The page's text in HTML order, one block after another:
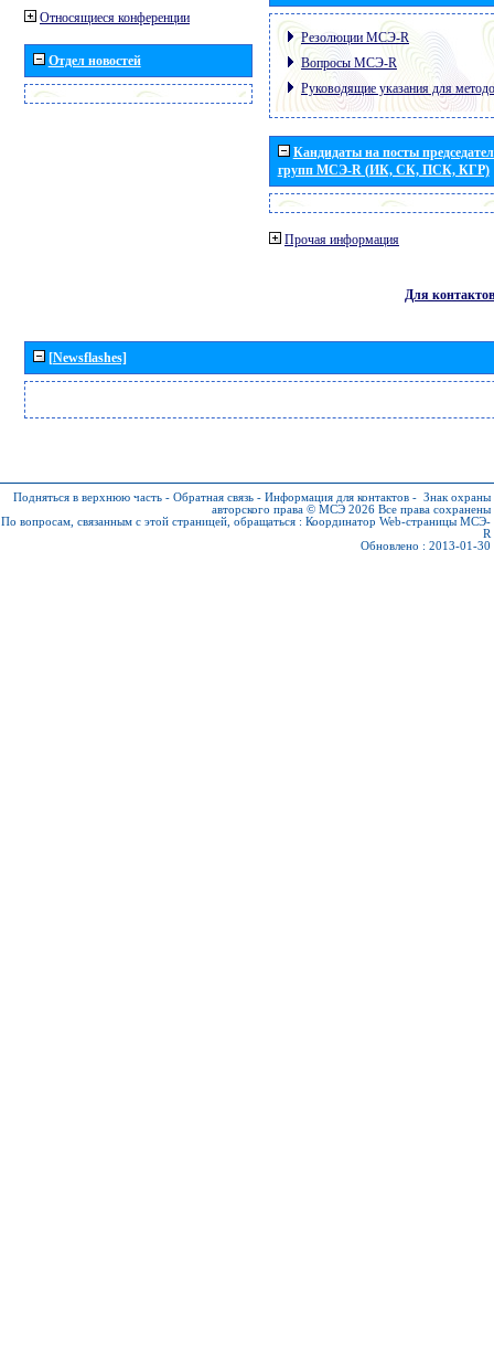
Относящиеся конференции
Отдел новостей
Резолюции МСЭ-R
Вопросы МСЭ-R
Руководящие указания для
Кандидаты на посты
групп МСЭ-R (ИК, СК, ПСК, КГР)
Прочая информация
Для контактов
[Newsflashes]
Подняться в верхнюю часть - Обратная связь - Информация для контактов - Знак охраны
авторского права © МСЭ 2026 Все права сохранены
По вопросам, связанным с этой страницей, обращаться : Координатор Web-страницы МСЭ-
R
Обновлено : 2013-01-30